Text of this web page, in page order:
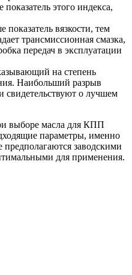
этого индекса,
показатель вязкости, тем
трансмиссионная смазка,
передач в эксплуатации
на степень
Наибольший разрыв
свидетельствуют о лучшем
выборе масла для КПП
параметры, именно
предполагаются заводскими
для применения.